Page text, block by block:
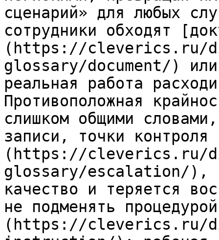
сценарий» для любых
сотрудники обходят
(https://cleverics.ru/
glossary/document/)
реальная работа
Противоположная
слишком общими
записи, точки
(https://cleverics.ru/
glossary/escalation/),
качество и теряется
не подменять
(https://cleverics.ru/